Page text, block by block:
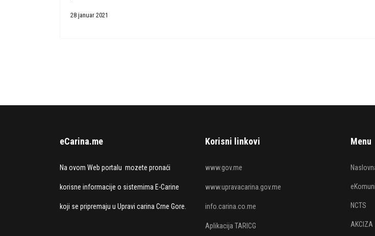
28 januar 2021
eCarina.me
Na ovom Web portalu mozete pronaći
korisne informacije o sistemima E-Carine
koji se pripremaju u Upravi carina Crne Gore.
Korisni linkovi
www.gov.me
www.upravacarina.gov.me
info.carina.co.me
Aplikacija TARICG
Menu
NCTS
AKCIZA